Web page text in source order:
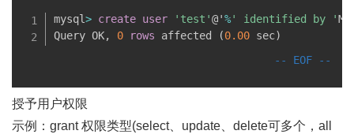
mysql> create user 'test'@'%' identified by '
Query OK, 0 rows affected (0.00 sec)
授予用户权限
示例：grant 权限类型(select、update、delete可多个，all